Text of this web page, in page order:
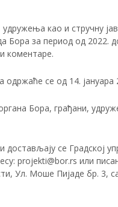
као и стручну
за период од 2022.
коментаре.
се од 14. јануара
Бора, грађани,
достављају се
projekti@bor.rs или
Ул. Моше Пијаде бр. 3,